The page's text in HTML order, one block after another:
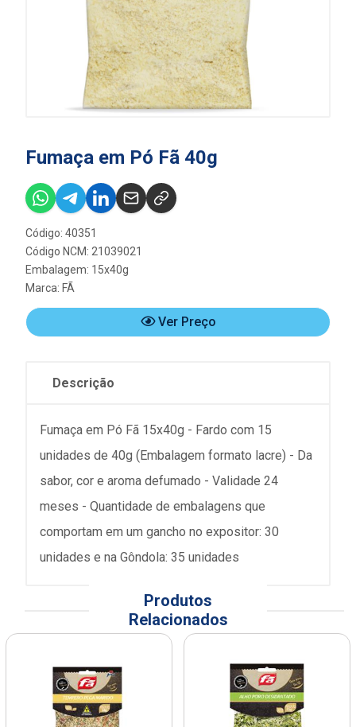
Fumaça em Pó Fã 40g
Código: 40351
Código NCM: 21039021
Embalagem: 15x40g
Marca: FÃ
Ver Preço
Descrição
Fumaça em Pó Fã 15x40g - Fardo com 15
unidades de 40g (Embalagem formato lacre) - Da
sabor, cor e aroma defumado - Validade 24
meses - Quantidade de embalagens que
comportam em um gancho no expositor: 30
unidades e na Gôndola: 35 unidades
Produtos
Relacionados